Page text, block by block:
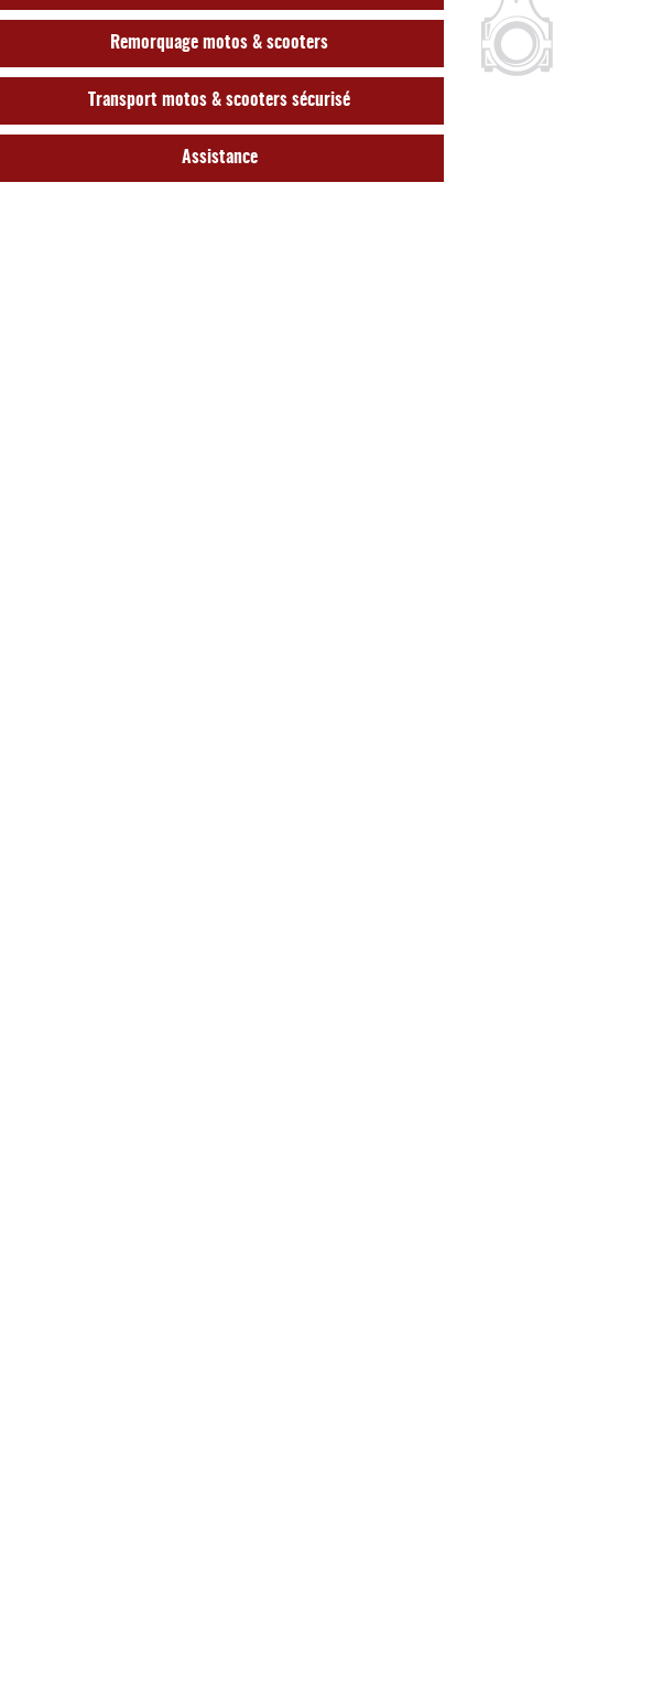
Remorquage motos & scooters
Transport motos & scooters sécurisé
Assistance